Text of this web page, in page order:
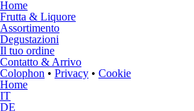
Home
Frutta & Liquore
Assortimento
Degustazioni
Il tuo ordine
Contatto & Arrivo
Colophon • Privacy • Cookie
Home
IT
DE